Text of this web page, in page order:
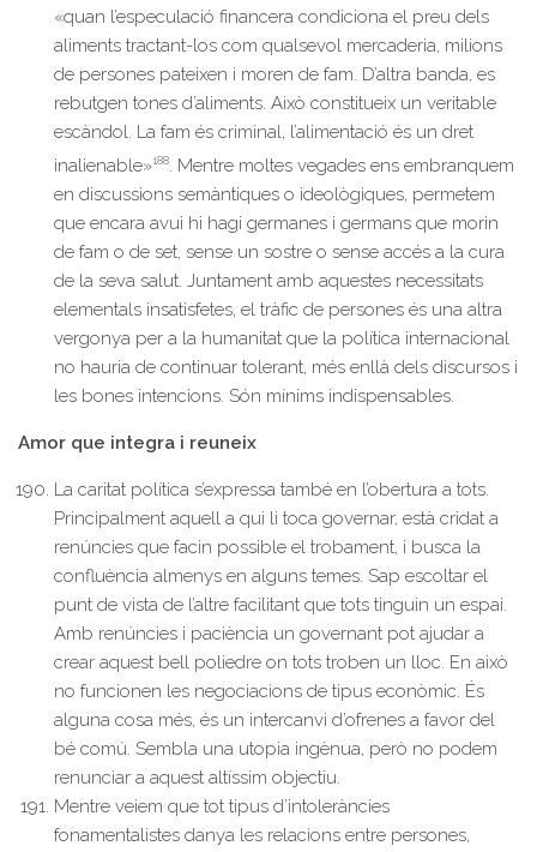
«quan l’especulació financera condiciona el preu dels
aliments tractant-los com qualsevol mercaderia, milions
de persones pateixen i moren de fam. D’altra banda, es
rebutgen tones d’aliments. Això constitueix un veritable
escàndol. La fam és criminal, l’alimentació és un dret
inalienable»188. Mentre moltes vegades ens embranquem
en discussions semàntiques o ideològiques, permetem
que encara avui hi hagi germanes i germans que morin
de fam o de set, sense un sostre o sense accés a la cura
de la seva salut. Juntament amb aquestes necessitats
elementals insatisfetes, el tràfic de persones és una altra
vergonya per a la humanitat que la política internacional
no hauria de continuar tolerant, més enllà dels discursos i
les bones intencions. Són mínims indispensables.
Amor que integra i reuneix
La caritat política s’expressa també en l’obertura a tots.
Principalment aquell a qui li toca governar, està cridat a
renúncies que facin possible el trobament, i busca la
confluència almenys en alguns temes. Sap escoltar el
punt de vista de l’altre facilitant que tots tinguin un espai.
Amb renúncies i paciència un governant pot ajudar a
crear aquest bell poliedre on tots troben un lloc. En això
no funcionen les negociacions de tipus econòmic. És
alguna cosa més, és un intercanvi d’ofrenes a favor del
bé comú. Sembla una utopia ingènua, però no podem
renunciar a aquest altíssim objectiu.
Mentre veiem que tot tipus d’intoleràncies
fonamentalistes danya les relacions entre persones,